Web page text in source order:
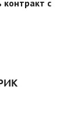
контракт с